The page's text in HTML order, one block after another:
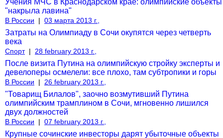
"накрыла лавина"
В России | 03 марта 2013 г.,
Затраты на Олимпиаду в Сочи окупятся через четверть
века
Спорт | 28 february 2013 г.,
После визита Путина на олимпийскую стройку эксперты и
девелоперы осмелели: все плохо, там субтропики и горы
В России | 26 february 2013 г.,
"Товарищ Билалов", заочно возмутивший Путина
олимпийским трамплином в Сочи, мгновенно лишился
двух должностей
В России | 07 february 2013 г.,
Крупные сочинские инвесторы дарят убыточные объекты